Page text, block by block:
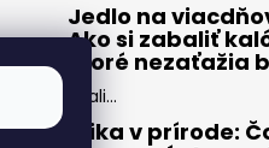
Jedlo na
Ako si zabaliť
ktoré nezaťažia
Zbali...
Etika v prírode: